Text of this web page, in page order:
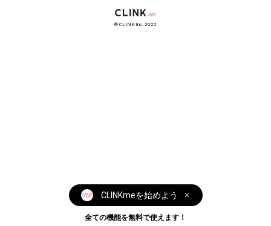
© CLINK Inc. 2022
CLINKmeを始めよう
全ての機能を無料で使えます！